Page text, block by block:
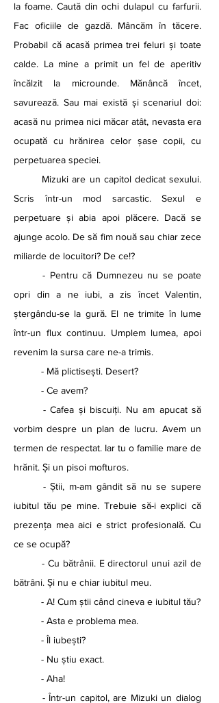
la foame. Caută din ochi dulapul cu farfurii.
Fac oficiile de gazdă. Mâncăm în tăcere.
Probabil că acasă primea trei feluri și toate
calde. La mine a primit un fel de aperitiv
încălzit la microunde. Mănâncă încet,
savurează. Sau mai există și scenariul doi:
acasă nu primea nici măcar atât, nevasta era
ocupată cu hrănirea celor șase copii, cu
perpetuarea speciei.
Scris într-un mod sarcastic. Sexul e
perpetuare și abia apoi plăcere. Dacă se
ajunge acolo. De să fim nouă sau chiar zece
miliarde de locuitori? De ce!?
	- Pentru că Dumnezeu nu se poate
opri din a ne iubi, a zis încet Valentin,
ștergându-se la gură. El ne trimite în lume
într-un flux continuu. Umplem lumea, apoi
revenim la sursa care ne-a trimis.
	- Mă plictisești. Desert?
	- Ce avem?
vorbim despre un plan de lucru. Avem un
termen de respectat. Iar tu o familie mare de
hrănit. Și un pisoi mofturos.
iubitul tău pe mine. Trebuie să-i explici că
prezența mea aici e strict profesională. Cu
ce se ocupă?
bătrâni. Și nu e chiar iubitul meu.
	- Asta e problema mea.
	- Îl iubești?
	- Nu știu exact.
	- Aha!